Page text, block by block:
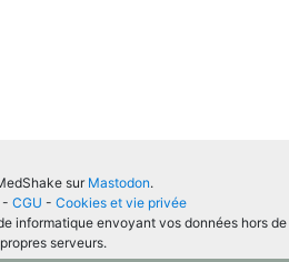
sur Mastodon.
- CGU - Cookies et vie privée
informatique envoyant vos données hors de
serveurs.